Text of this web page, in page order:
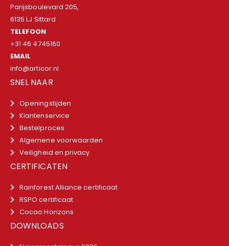
Parijsboulevard 205,
6135 LJ Sittard
TELEFOON
+31 46 4745160
EMAIL
info@articor.nl
SNEL NAAR
Openingstijden
Klantenservice
Bestelproces
Algemene voorwaarden
Veiligheid en privacy
CERTIFICATEN
Rainforest Alliance certificaat
RSPO certificaat
Cocao Horizons
DOWNLOADS